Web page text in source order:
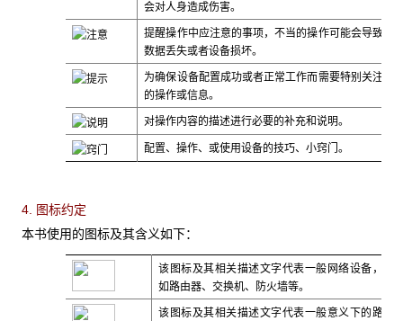
会对人身造成伤害。
提醒操作中应注意的事项，不当的操作可能会导致
数据丢失或者设备损坏。
为确保设备配置成功或者正常工作而需要特别关注
的操作或信息。
对操作内容的描述进行必要的补充和说明。
配置、操作、或使用设备的技巧、小窍门。
4. 图标约定
本书使用的图标及其含义如下：
该图标及其相关描述文字代表一般网络设备，
如路由器、交换机、防火墙等。
该图标及其相关描述文字代表一般意义下的路